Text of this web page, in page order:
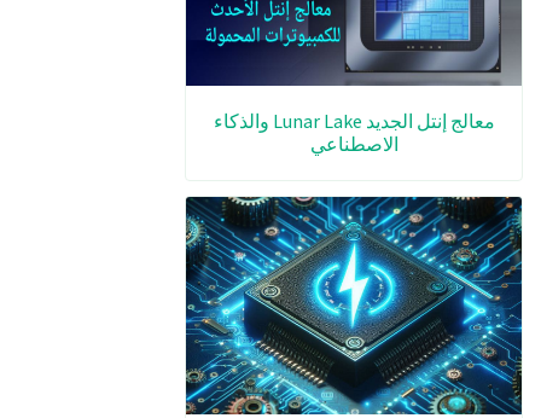
معالج إنتل الجديد Lunar Lake والذكاء
الاصطناعي